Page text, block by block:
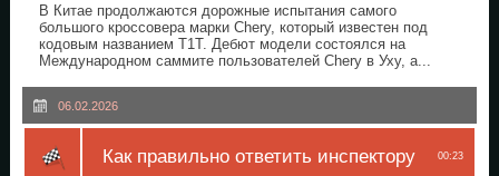
В Китае продолжаются дорожные испытания самого
большого кроссовера марки Chery, который известен под
кодовым названием T1T. Дебют модели состоялся на
Международном саммите пользователей Chery в Уху, а...
06.02.2026
00:23
Как правильно ответить инспектору